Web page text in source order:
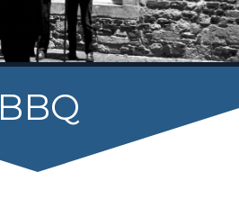
BBQ